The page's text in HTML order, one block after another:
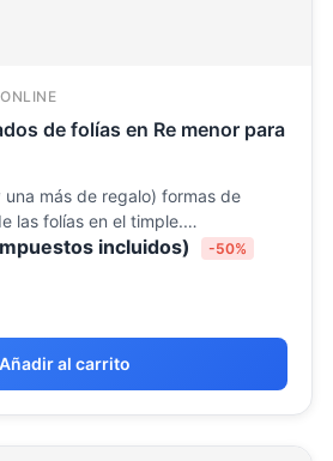
de folías en Re menor para
más de regalo) formas de
las folías en el timple.…
incluidos) -50%
Añadir al carrito